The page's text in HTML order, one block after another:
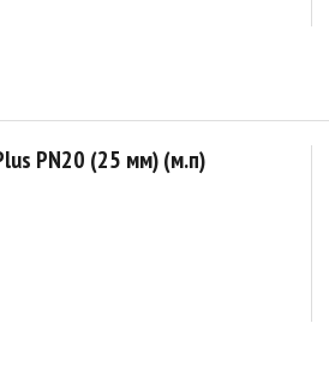
PN20 (25 мм) (м.п)